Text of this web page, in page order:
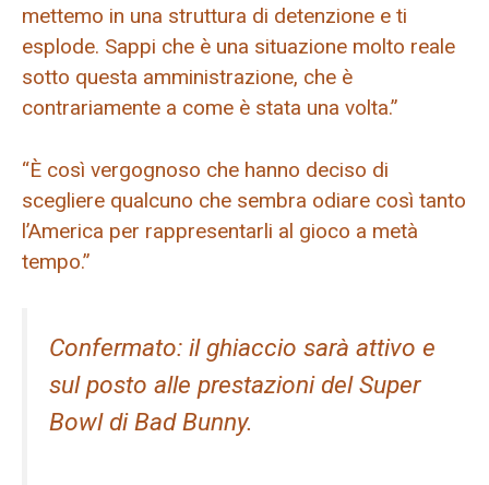
mettemo in una struttura di detenzione e ti
esplode. Sappi che è una situazione molto reale
sotto questa amministrazione, che è
contrariamente a come è stata una volta.”
“È così vergognoso che hanno deciso di
scegliere qualcuno che sembra odiare così tanto
l’America per rappresentarli al gioco a metà
tempo.”
Confermato: il ghiaccio sarà attivo e
sul posto alle prestazioni del Super
Bowl di Bad Bunny.